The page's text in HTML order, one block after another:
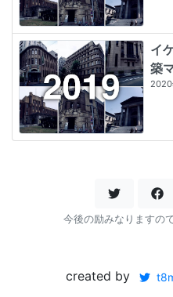
イ
築
2020
今後の励みなりますの
created by